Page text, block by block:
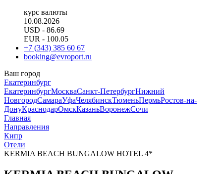
курс валюты
10.08.2026
USD - 86.69
EUR - 100.05
+7 (343) 385 60 67
booking@evroport.ru
Ваш город
Екатеринбург
ЕкатеринбургМоскваСанкт-ПетербургНижний
НовгородСамараУфаЧелябинскТюменьПермьРостов-на-
ДонуКраснодарОмскКазаньВоронежСочи
Главная
Направления
Кипр
Отели
KERMIA BEACH BUNGALOW HOTEL 4*